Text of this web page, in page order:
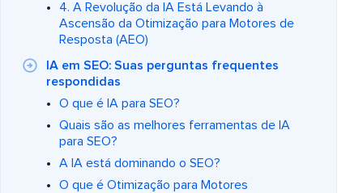
4. A Revolução da IA Está Levando à
Ascensão da Otimização para Motores de
Resposta (AEO)
IA em SEO: Suas perguntas frequentes
respondidas
O que é IA para SEO?
Quais são as melhores ferramentas de IA
para SEO?
A IA está dominando o SEO?
O que é Otimização para Motores